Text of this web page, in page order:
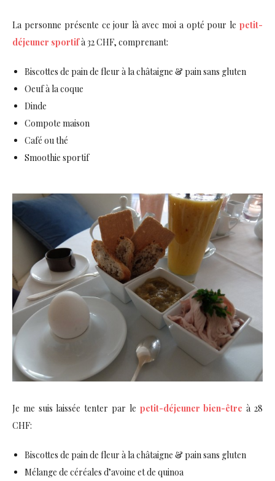
La personne présente ce jour là avec moi a opté pour le petit-
déjeuner sportifà 32 CHF, comprenant:
Biscottes de pain de fleur à la châtaigne & pain sans gluten
Oeuf à la coque
Dinde
Compote maison
Café ou thé
Smoothie sportif
Je me suis laissée tenter par le petit-déjeuner bien-être à 28
CHF:
Biscottes de pain de fleur à la châtaigne & pain sans gluten
Mélange de céréales d’avoine et de quinoa